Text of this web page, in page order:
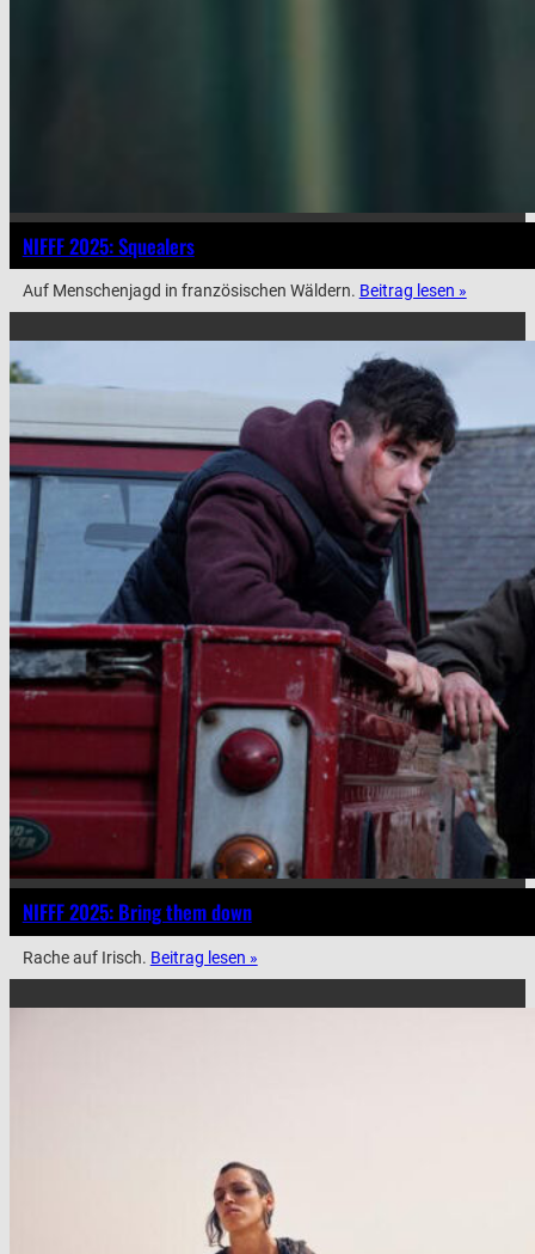
NIFFF 2025: Squealers
Auf Menschenjagd in französischen Wäldern. Beitrag lesen »
NIFFF 2025: Bring them down
Rache auf Irisch. Beitrag lesen »